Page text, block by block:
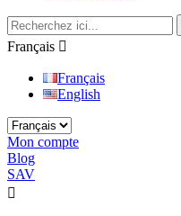
Français 
Français
English
Mon compte
Blog
SAV
